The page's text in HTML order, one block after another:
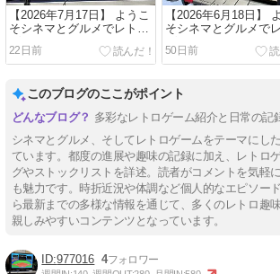
【2026年7月17日】 ようこ
そシネマとグルメでレトロ
ゲームなおうちへ！(^^)
22日前
【2026年6月18日】
そシネマとグルメで
ゲームなおうちへ！
50日前
このブログのここがポイント
多彩なレトロゲーム紹介と日常の記
シネマとグルメ、そしてレトロゲームをテーマにし
ています。都度の進展や趣味の記録に加え、レトロ
グやストックリストを詳述。読者がコメントを気軽
も魅力です。時折近況や体調など個人的なエピソー
ら最新までの多様な情報を通じて、多くのレトロ趣
親しみやすいコンテンツとなっています。
977016 4